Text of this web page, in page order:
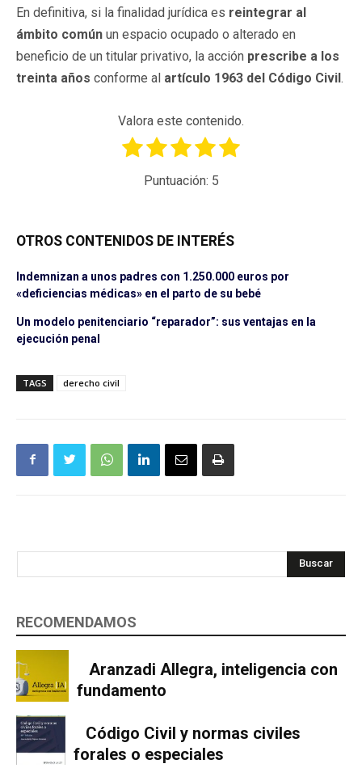
En definitiva, si la finalidad jurídica es reintegrar al
ámbito común un espacio ocupado o alterado en
beneficio de un titular privativo, la acción prescribe a los
treinta años conforme al artículo 1963 del Código Civil.
Valora este contenido.
Puntuación: 5
OTROS CONTENIDOS DE INTERÉS
Indemnizan a unos padres con 1.250.000 euros por
«deficiencias médicas» en el parto de su bebé
Un modelo penitenciario “reparador”: sus ventajas en la
ejecución penal
TAGS derecho civil
Buscar
RECOMENDAMOS
Aranzadi Allegra, inteligencia con
fundamento
Código Civil y normas civiles
forales o especiales